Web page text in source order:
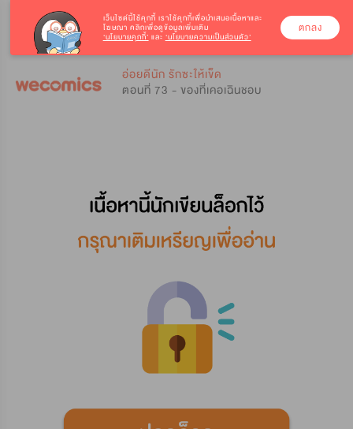
อ่อยดีนัก รักซะให้เข็ด
ตอนที่ 73 - ของที่เคอเฉินชอบ
เว็บไซต์นี้ใช้คุกกี้ เราใช้คุกกี้เพื่อนำเสนอเนื้อหาและ
โฆษณา คลิกเพื่อดูข้อมูลเพิ่มเติม
‘นโยบายคุกกี้’ และ ‘นโยบายความเป็นส่วนตัว’
ตกลง